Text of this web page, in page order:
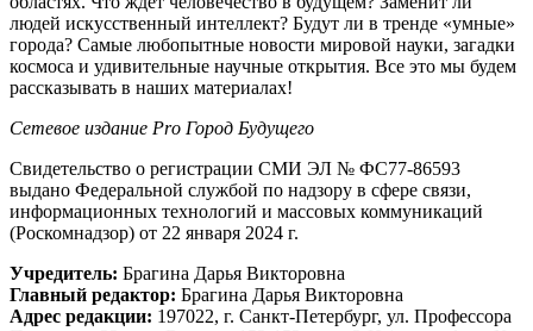
людей искусственный интеллект? Будут ли в тренде «умные»
города? Самые любопытные новости мировой науки, загадки
космоса и удивительные научные открытия. Все это мы будем
рассказывать в наших материалах!
Сетевое издание Рrо Город Будущего
Свидетельство о регистрации СМИ ЭЛ № ФС77-86593
выдано Федеральной службой по надзору в сфере связи,
информационных технологий и массовых коммуникаций
(Роскомнадзор) от 22 января 2024 г.
Учредитель: Брагина Дарья Викторовна
Главный редактор: Брагина Дарья Викторовна
Адрес редакции: 197022, г. Санкт-Петербург, ул. Профессора